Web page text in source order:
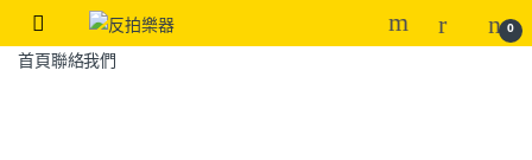
0
首頁聯絡我們